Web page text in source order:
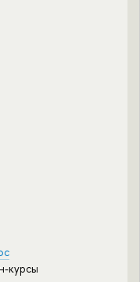
курсы